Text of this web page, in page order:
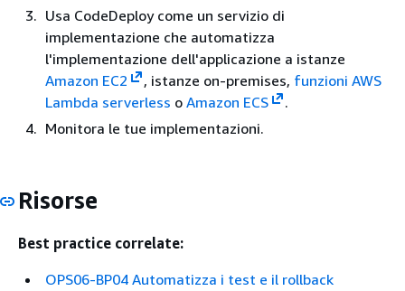
Usa CodeDeploy come un servizio di
implementazione che automatizza
l'implementazione dell'applicazione a istanze
Amazon EC2
, istanze on-premises, funzioni AWS
Lambda serverless o Amazon ECS
.
Monitora le tue implementazioni.
Risorse
Best practice correlate:
OPS06-BP04 Automatizza i test e il rollback